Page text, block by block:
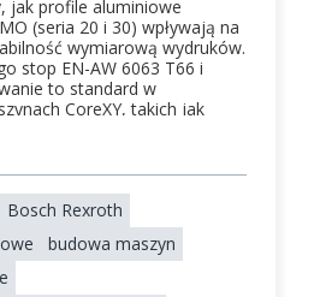
jak profile aluminiowe
(seria 20 i 30) wpływają na
wymiarową wydruków.
stop EN-AW 6063 T66 i
to standard w
CoreXY, takich jak
na modułowość, która
rosnąć wraz z Twoimi
się, dlaczego profile
to klucz do precyzji i
T-Slot vs V-Slot, dobór serii i
Bosch Rexroth
budowa maszyn